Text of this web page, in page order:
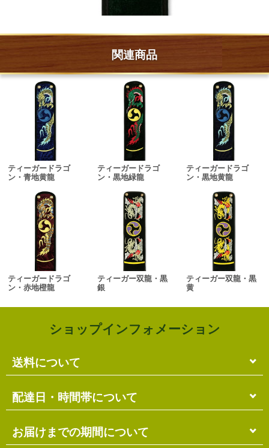
関連商品
ティーガードラゴ
ン・青地黄龍
ティーガードラゴ
ン・黒地緑龍
ティーガードラゴ
ン・黒地黄龍
ティーガードラゴ
ン・赤地橙龍
ティーガー双龍・黒
銀
ティーガー双龍・黒
黄
ショップインフォメーション
送料について
単品のみの場合
各商品に記載の送料となります。
複数商品の場合
配達日・時間帯について
配達日・配達時間帯のご指定は出来ません。
お届けまでの期間について